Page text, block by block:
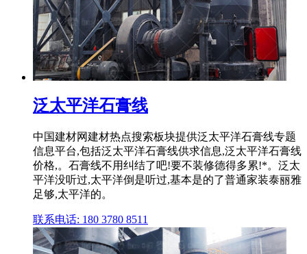
泛太平洋石膏线
中国建材网建材热点搜索板块提供泛太平洋石膏线专题
信息平台,包括泛太平洋石膏线供求信息,泛太平洋石膏线
价格,。石膏线不用纠结了吧!要不装修德得多累!*。泛太
平洋没听过,太平洋倒是听过,基本是的了普通家装泰丽雅
足够,太平洋的。
联系电话: 180 3780 8511